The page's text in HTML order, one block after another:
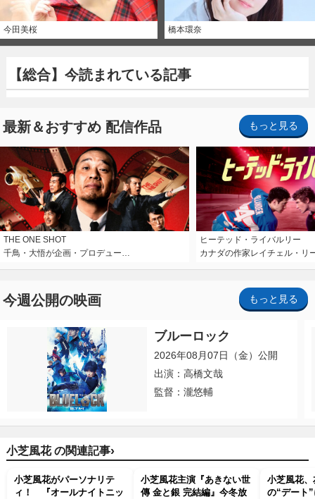
今田美桜 橋本環奈
【総合】今読まれている記事
最新＆おすすめ 配信作品 もっと見る
THE ONE SHOT
千鳥・大悟が企画・プロデュー…
ヒーテッド・ライバルリー
カナダの作家レイチェル・リ
今週公開の映画 もっと見る
ブルーロック
2026年08月07日（金）公開
出演：高橋文哉
監督：瀧悠輔
小芝風花 の関連記事›
小芝風花がパーソナリテ
ィ！ 『オールナイトニッ
小芝風花主演『あきない世
傳 金と銀 完結編』今冬放
小芝風花
の“デート